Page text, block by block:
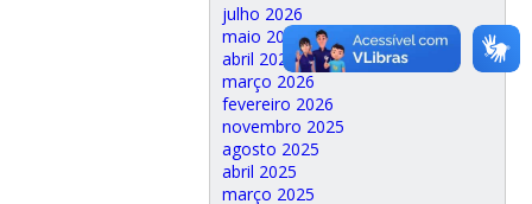
julho 2026
maio 2026
abril 2026
março 2026
fevereiro 2026
novembro 2025
agosto 2025
abril 2025
março 2025